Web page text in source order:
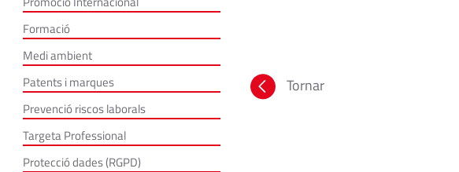
Formació
Medi ambient
Patents i marques
Prevenció riscos laborals
Targeta Professional
Protecció dades (RGPD)
Tornar